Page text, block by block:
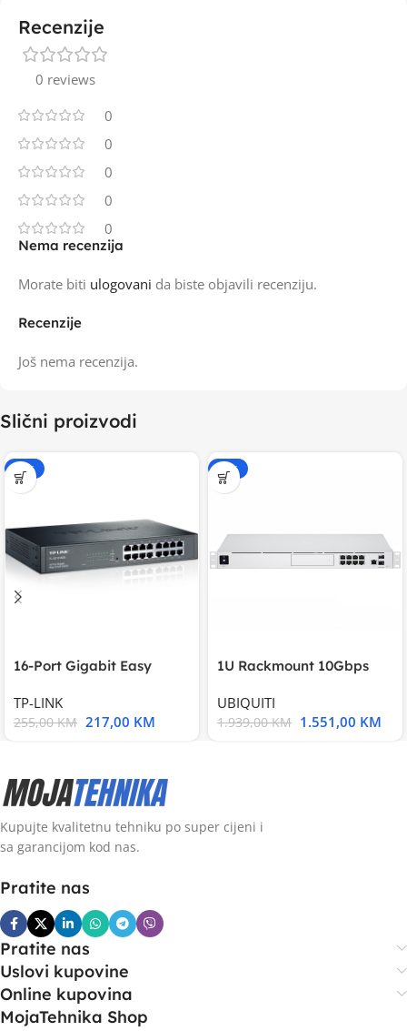
Recenzije
0 reviews
0
0
0
0
0
Recenzije
Još nema recenzija.
Nema recenzija
Morate biti ulogovani da biste objavili recenziju.
Slični proizvodi
-15%
16-Port Gigabit Easy
TP-LINK
255,00KM 217,00 KM
-20%
1U Rackmount 10Gbps
UBIQUITI
1.939,00KM 1.551,00 KM
Kupujte kvalitetnu tehniku po super cijeni i
sa garancijom kod nas.
Pratite nas
Pratite nas
Uslovi kupovine
Online kupovina
MojaTehnika Shop